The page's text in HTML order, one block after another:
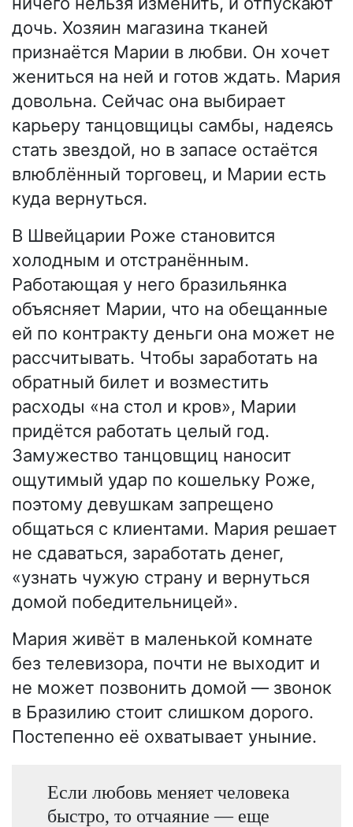
дочь. Хозяин магазина тканей
признаётся Марии в любви. Он хочет
жениться на ней и готов ждать. Мария
довольна. Сейчас она выбирает
карьеру танцовщицы самбы, надеясь
стать звездой, но в запасе остаётся
влюблённый торговец, и Марии есть
куда вернуться.
В Швейцарии Роже становится
холодным и отстранённым.
Работающая у него бразильянка
объясняет Марии, что на обещанные
ей по контракту деньги она может не
рассчитывать. Чтобы заработать на
обратный билет и возместить
расходы «на стол и кров», Марии
придётся работать целый год.
Замужество танцовщиц наносит
ощутимый удар по кошельку Роже,
поэтому девушкам запрещено
общаться с клиентами. Мария решает
не сдаваться, заработать денег,
«узнать чужую страну и вернуться
домой победительницей».
Мария живёт в маленькой комнате
без телевизора, почти не выходит и
не может позвонить домой — звонок
в Бразилию стоит слишком дорого.
Постепенно её охватывает уныние.
Если любовь меняет человека
быстро, то отчаяние — еще